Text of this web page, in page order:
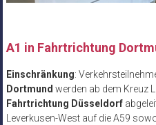
A1 in Fahrtrichtung
Einschränkung:
Dortmund werden ab dem Kreuz
Fahrtrichtung Düsseldorf
Leverkusen-West auf die A59